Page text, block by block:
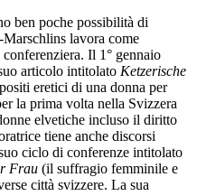
ben poche possibilità di
lavora come
Il 1° gennaio
articolo intitolato Ketzerische
eretici di una donna per
la prima volta nella Svizzera
elvetiche incluso il diritto
tiene anche discorsi
ciclo di conferenze intitolato
Frau (il suffragio femminile e
città svizzere. La sua